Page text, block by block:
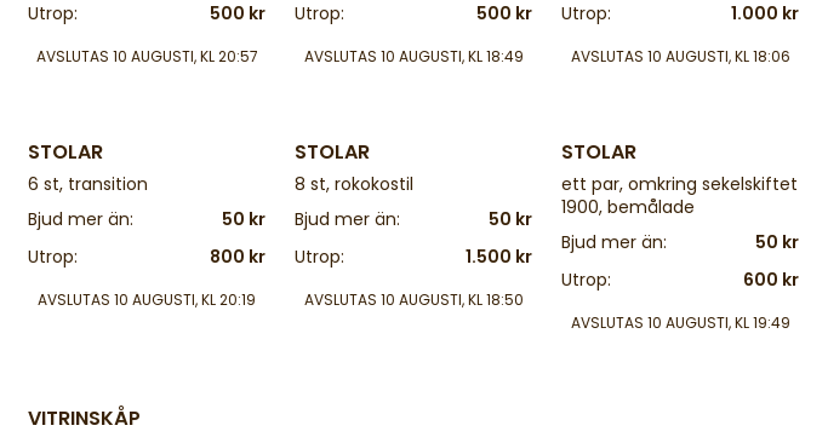
Utrop:
500 kr
AVSLUTAS 10 AUGUSTI, KL 20:57
Utrop:
500 kr
AVSLUTAS 10 AUGUSTI, KL 18:49
Utrop:
1.000 kr
AVSLUTAS 10 AUGUSTI, KL 18:06
STOLAR
6 st, transition
Bjud mer än:
50 kr
Utrop:
800 kr
AVSLUTAS 10 AUGUSTI, KL 20:19
STOLAR
8 st, rokokostil
Bjud mer än:
50 kr
Utrop:
1.500 kr
AVSLUTAS 10 AUGUSTI, KL 18:50
STOLAR
ett par, omkring sekelskiftet
1900, bemålade
Bjud mer än:
50 kr
Utrop:
600 kr
AVSLUTAS 10 AUGUSTI, KL 19:49
VITRINSKÅP